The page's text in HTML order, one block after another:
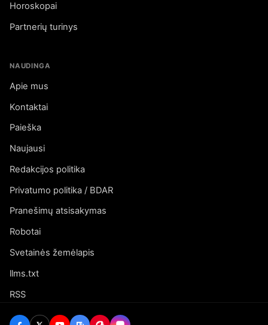
Horoskopai
Partnerių turinys
NAUDINGA
Apie mus
Kontaktai
Paieška
Naujausi
Redakcijos politika
Privatumo politika / BDAR
Pranešimų atsisakymas
Robotai
Svetainės žemėlapis
llms.txt
RSS